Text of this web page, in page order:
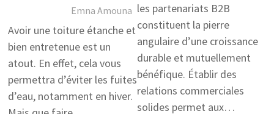
Emna Amouna
Avoir une toiture étanche et
bien entretenue est un
atout. En effet, cela vous
permettra d’éviter les fuites
d’eau, notamment en hiver.
les partenariats B2B
constituent la pierre
angulaire d’une croissance
durable et mutuellement
bénéfique. Établir des
relations commerciales
solides permet aux…